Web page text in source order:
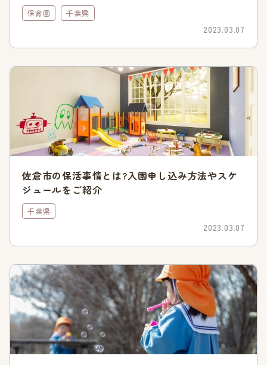
0人・平成29年には33人・平成31年には4人・令和2年4月に0
の水準は低くおさえられています。
千葉市では「こども子育て支援新制度」の事業計画を立ち上
げ、保育の受け皿の拡充に勤めてきたことが結果として現れて
いるといえるでしょう。
入園待ちの児童数全体は588人
「入園待ちになっている児童数全体の数」も発表しています。
令和4年4月時点で、この数は588人でした。
待機児童数とは国の待機児童算定基準に基づいたものです。保
育園に入れずに、保育ルームなどの他の施設を利用している児
童は数に入りません。
自宅や職場から遠かったり、兄弟と別の保育園しか利用できな
かったりして、入園を辞退した場合も同様です。
これらの状況を見てみると、必ずしも希望の保育園に入れるわ
けではないことがわかります。
千葉市の保育園・幼稚園を検索
保育園 千葉県
2023.03.07
佐倉市の保活事情とは?入園申し込み方法やスケ
ジュールをご紹介
千葉県
2023.03.07